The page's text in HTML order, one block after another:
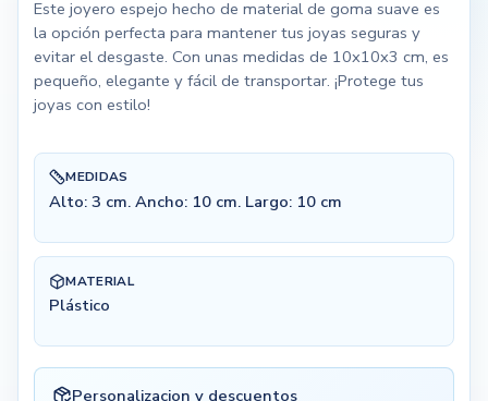
Este joyero espejo hecho de material de goma suave es
la opción perfecta para mantener tus joyas seguras y
evitar el desgaste. Con unas medidas de 10x10x3 cm, es
pequeño, elegante y fácil de transportar. ¡Protege tus
joyas con estilo!
MEDIDAS
Alto: 3 cm. Ancho: 10 cm. Largo: 10 cm
MATERIAL
Plástico
Personalizacion y descuentos